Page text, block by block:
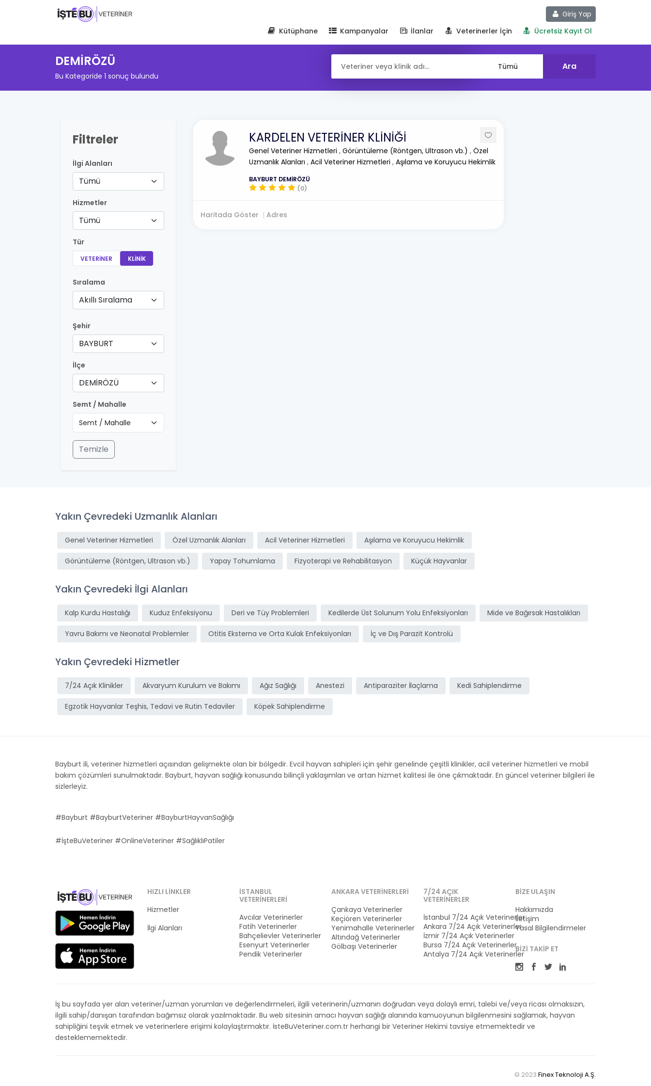
Giriş Yap
Kütüphane
Kampanyalar İlanlar Veterinerler İçin Ücretsiz Kayıt Ol
DEMİRÖZÜ
Bu Kategoride 1 sonuç bulundu
Filtreler
İlgi Alanları
Tümü
Hizmetler
Tümü
Tür
VETERINER KLINIK
Sıralama
Akıllı Sıralama
Şehir
BAYBURT
İlçe
DEMİRÖZÜ
Semt / Mahalle
Temizle
KARDELEN VETERİNER KLİNİĞİ
Genel Veteriner Hizmetleri , Görüntüleme (Röntgen, Ultrason vb.) , Özel
Uzmanlık Alanları , Acil Veteriner Hizmetleri , Aşılama ve Koruyucu Hekimlik
BAYBURT DEMİRÖZÜ
(0)
Haritada Göster Adres
Yakın Çevredeki Uzmanlık Alanları
Genel Veteriner Hizmetleri Özel Uzmanlık Alanları Acil Veteriner Hizmetleri Aşılama ve Koruyucu Hekimlik
Görüntüleme (Röntgen, Ultrason vb.) Yapay Tohumlama Fizyoterapi ve Rehabilitasyon Küçük Hayvanlar
Yakın Çevredeki İlgi Alanları
Kalp Kurdu Hastalığı Kuduz Enfeksiyonu Deri ve Tüy Problemleri Kedilerde Üst Solunum Yolu Enfeksiyonları Mide ve Bağırsak Hastalıkları
Yavru Bakımı ve Neonatal Problemler Otitis Eksterna ve Orta Kulak Enfeksiyonları İç ve Dış Parazit Kontrolü
Yakın Çevredeki Hizmetler
7/24 Açık Klinikler Akvaryum Kurulum ve Bakımı Ağız Sağlığı Anestezi Antiparaziter İlaçlama Kedi Sahiplendirme
Egzotik Hayvanlar Teşhis, Tedavi ve Rutin Tedaviler Köpek Sahiplendirme
Bayburt ili, veteriner hizmetleri açısından gelişmekte olan bir bölgedir. Evcil hayvan sahipleri için şehir genelinde çeşitli klinikler, acil veteriner hizmetleri ve mobil
bakım çözümleri sunulmaktadır. Bayburt, hayvan sağlığı konusunda bilinçli yaklaşımları ve artan hizmet kalitesi ile öne çıkmaktadır. En güncel veteriner bilgileri ile
sizlerleyiz.
#Bayburt #BayburtVeteriner #BayburtHayvanSağlığı
#İşteBuVeteriner #OnlineVeteriner #SağlıklıPatiler
HIZLI LINKLER
Hizmetler
İlgi Alanları
İSTANBUL
VETERINERLERI
Avcılar Veterinerler
Fatih Veterinerler
Bahçelievler Veterinerler
Esenyurt Veterinerler
Pendik Veterinerler
ANKARA VETERINERLERI
Çankaya Veterinerler
Keçiören Veterinerler
Yenimahalle Veterinerler
Altındağ Veterinerler
Gölbaşı Veterinerler
7/24 AÇIK
VETERINERLER
İstanbul 7/24 Açık Veterinerler
Ankara 7/24 Açık Veterinerler
İzmir 7/24 Açık Veterinerler
Bursa 7/24 Açık Veterinerler
Antalya 7/24 Açık Veterinerler
BIZE ULAŞIN
Hakkımızda
İletişim
Yasal Bilgilendirmeler
BIZI TAKIP ET
İş bu sayfada yer alan veteriner/uzman yorumları ve değerlendirmeleri, ilgili veterinerin/uzmanın doğrudan veya dolaylı emri, talebi ve/veya ricası olmaksızın,
ilgili sahip/danışan tarafından bağımsız olarak yazılmaktadır. Bu web sitesinin amacı hayvan sağlığı alanında kamuoyunun bilgilenmesini sağlamak, hayvan
sahipliğini teşvik etmek ve veterinerlere erişimi kolaylaştırmaktır. İsteBuVeteriner.com.tr herhangi bir Veteriner Hekimi tavsiye etmemektedir ve
desteklememektedir.
© 2023 Finex Teknoloji A.Ş.